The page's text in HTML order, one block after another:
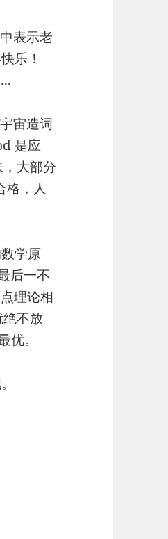
表示老
乐！
宙造词
是应
大部分
格，人
学原
后一不
理论相
不放
。